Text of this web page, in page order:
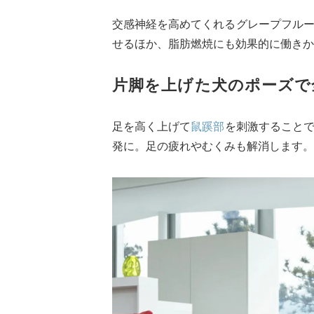
交感神経を高めてくれるグレープフル
せるほか、脂肪燃焼にも効果的に働き
片脚を上げた犬のポーズ
足を高く上げて鼠蹊部 を刺激すること
発に。足の疲れやむくみも解消します。